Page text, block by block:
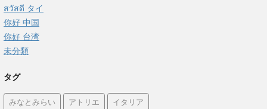
สวัสดี タイ
你好 中国
你好 台湾
未分類
タグ
みなとみらい アトリエ イタリア